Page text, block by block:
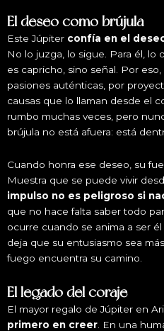
El deseo como brújula
Este Júpiter confía en el
No lo juzga, lo sigue. Para él,
es capricho, sino señal. Por
pasiones auténticas, por
causas que lo llaman desde el
rumbo muchas veces, pero
brújula no está afuera: está
Cuando honra ese deseo, su
Muestra que se puede vivir
impulso no es peligroso si
que no hace falta saber todo
ocurre cuando se anima a ser
deja que su entusiasmo sea
fuego encuentra su camino.
El legado del coraje
El mayor regalo de Júpiter en
primero en creer . En una